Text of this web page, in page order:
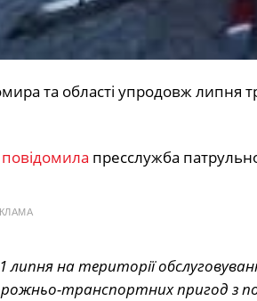
та області упродовж липня
повідомила пресслужба
липня на території
транспортних пригод з